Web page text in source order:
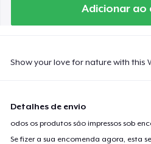
Adicionar ao
Show your love for nature with this
Detalhes de envio
odos os produtos são impressos sob
Se fizer a sua encomenda agora, esta